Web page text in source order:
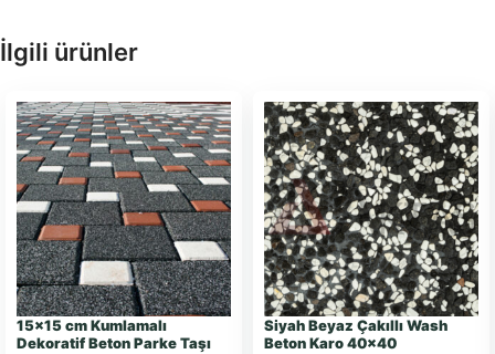
İlgili ürünler
15×15 cm Kumlamalı
Dekoratif Beton Parke Taşı
Siyah Beyaz Çakıllı Wash
Beton Karo 40×40